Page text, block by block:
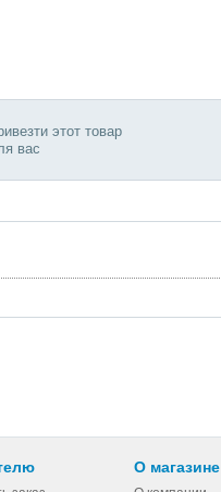
этот товар
вас
О магазине